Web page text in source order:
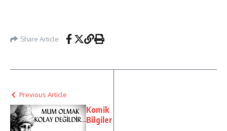
Share Article
Previous Article
Komik
Bilgiler